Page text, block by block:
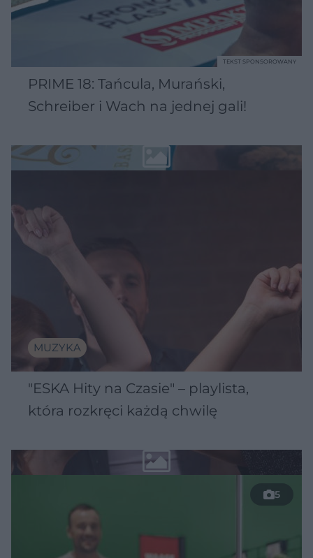
PRIME 18: Tańcula, Murański,
Schreiber i Wach na jednej gali!
TEKST SPONSOROWANY
MUZYKA
"ESKA Hity na Czasie" – playlista,
która rozkręci każdą chwilę
5